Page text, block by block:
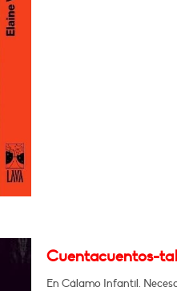
Cuentacuentos-
En Cálamo Infantil.